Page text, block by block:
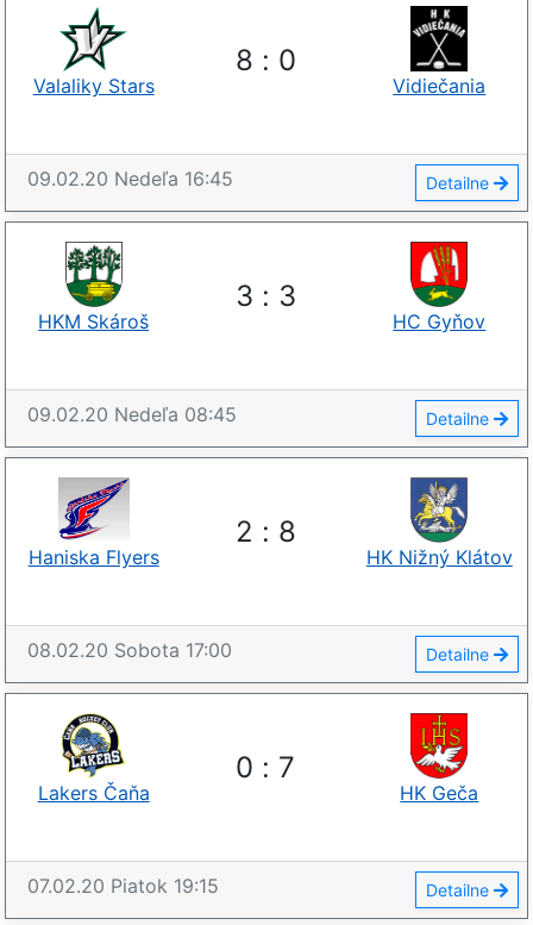
8 : 0
Valaliky Stars Vidiečania
09.02.20 Nedeľa 16:45 Detailne
3 : 3
HKM Skároš HC Gyňov
09.02.20 Nedeľa 08:45 Detailne
2 : 8
Haniska Flyers HK Nižný Klátov
08.02.20 Sobota 17:00 Detailne
0 : 7
Lakers Čaňa HK Geča
07.02.20 Piatok 19:15 Detailne